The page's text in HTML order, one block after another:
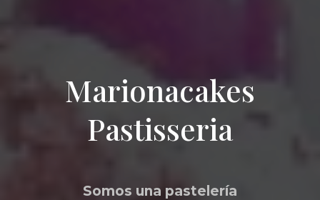
Marionacakes
Pastisseria
Somos una pastelería